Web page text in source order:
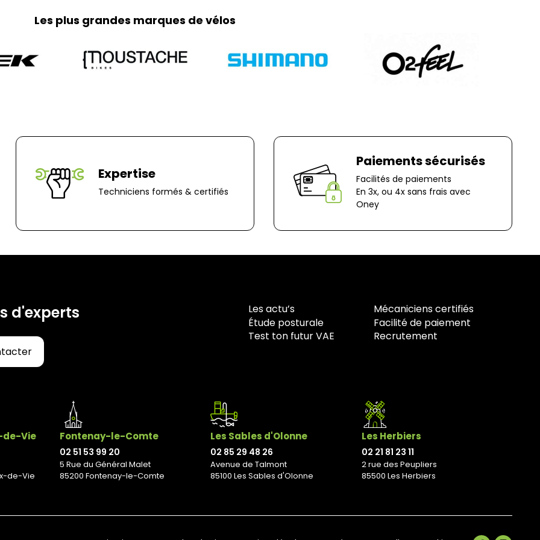
Les plus grandes marques de vélos
Expertise
Techniciens formés & certifiés
Paiements sécurisés
Facilités de paiements
En 3x, ou 4x sans frais avec
Oney
d'experts Les actu’s
Mécaniciens certifiés
Étude posturale
Facilité de paiement
Test ton futur VAE
Recrutement
Vie
de-Vie
Fontenay-le-Comte
02 51 53 99 20
5 Rue du Général Malet
85200 Fontenay-le-Comte
Les Sables d'Olonne
02 85 29 48 26
Avenue de Talmont
85100 Les Sables d'Olonne
Les Herbiers
02 21 81 23 11
2 rue des Peupliers
85500 Les Herbiers